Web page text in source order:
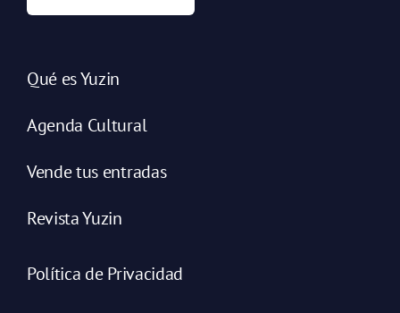
Qué es Yuzin
Agenda Cultural
Vende tus entradas
Revista Yuzin
Política de Privacidad